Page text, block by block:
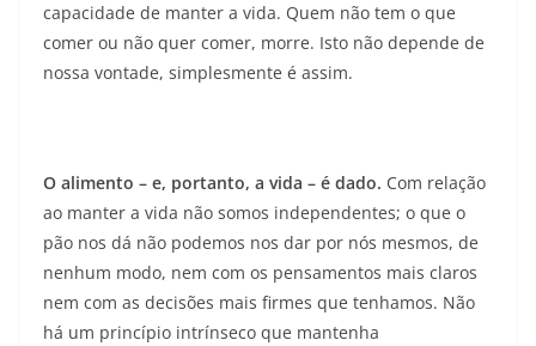
capacidade de manter a vida. Quem não tem o que
comer ou não quer comer, morre. Isto não depende de
nossa vontade, simplesmente é assim.
O alimento – e, portanto, a vida – é dado. Com relação
ao manter a vida não somos independentes; o que o
pão nos dá não podemos nos dar por nós mesmos, de
nenhum modo, nem com os pensamentos mais claros
nem com as decisões mais firmes que tenhamos. Não
há um princípio intrínseco que mantenha